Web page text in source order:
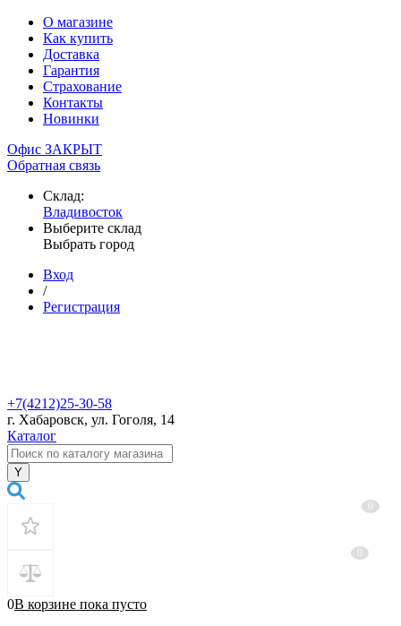
О магазине
Как купить
Доставка
Гарантия
Страхование
Контакты
Новинки
Офис ЗАКРЫТ
Обратная связь
Склад:
Владивосток
Выберите склад
Выбрать город
Вход
/
Регистрация
+7(4212)25-30-58
г. Хабаровск, ул. Гоголя, 14
Каталог
0В корзине пока пусто